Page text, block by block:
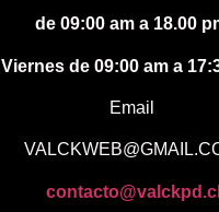
de 09:00 am a 18.00
Viernes de 09:00 am a
Email
contacto@valckpd.cl